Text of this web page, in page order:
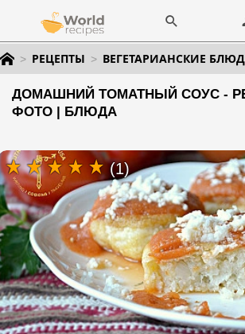
РЕЦЕПТЫ ВЕГЕТАРИАНСКИЕ
ДОМАШНИЙ ТОМАТНЫЙ СОУС -
ФОТО | БЛЮДА
(1)